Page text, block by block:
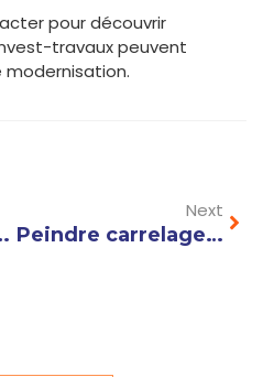
pour découvrir
travaux peuvent
matériaux pour vos travaux
Next
Peindre carrelage salle de bain avant après : les erreurs à éviter pour un résultat parfait